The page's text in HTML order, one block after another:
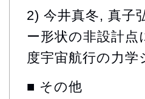
2) 今井真冬, 真子
ー形状の非設計
度宇宙航行の力
■ その他